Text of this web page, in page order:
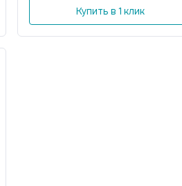
Купить в 1 клик